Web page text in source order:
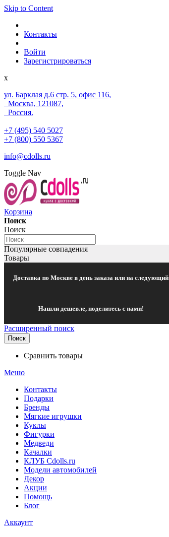
Skip to Content
Контакты
Войти
Зарегистрироваться
x
ул. Барклая д.6 стр. 5, офис 116,
Москва, 121087,
Россия.
+7 (495) 540 5027
+7 (800) 550 5367
info@cdolls.ru
Toggle Nav
Корзина
Поиск
Поиск
Популярные совпадения
Товары
Доставка по Москве в день заказа или на следующий
Нашли дешевле, поделитесь с нами!
Расширенный поиск
Поиск
Сравнить товары
Меню
Контакты
Подарки
Бренды
Мягкие игрушки
Куклы
Фигурки
Медведи
Качалки
КЛУБ Cdolls.ru
Модели автомобилей
Декор
Акции
Помощь
Блог
Аккаунт